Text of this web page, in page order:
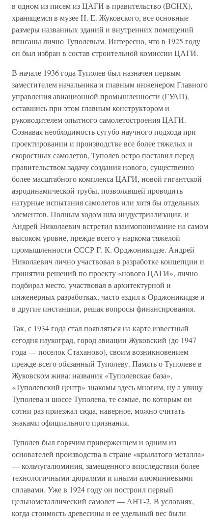
в одном из писем из ЦАГИ в правительство (ВСНХ),
хранящемся в музее H. E. Жуковского, все основные
размеры названных зданий и внутренних помещений
вписаны лично Туполевым. Интересно, что в 1925 году
он был избран в состав строительной комиссии ЦАГИ.
В начале 1936 года Туполев был назначен первым
заместителем начальника и главным инженером Главного
управления авиационной промышленности (ГУАП),
оставшись при этом главным конструктором и
руководителем опытного самолетостроения ЦАГИ.
Сознавая необходимость сугубо научного подхода при
проектировании и производстве все более тяжелых и
скоростных самолетов, Туполев остро поставил перед
правительством задачу создания нового, существенно
более масштабного комплекса ЦАГИ, новой гигантской
аэродинамической трубы, позволявшей проводить
натурные испытания самолетов или хотя бы отдельных
элементов. Полным ходом шла индустриализация, и
Андрей Николаевич встретил взаимопонимание на самом
высоком уровне, прежде всего у наркома тяжелой
промышленности СССР Г. К. Орджоникидзе. Андрей
Николаевич лично участвовал в разработке концепции и
принятии решений по проекту «нового ЦАГИ», лично
подбирал место, участвовал в архитектурной и
инженерных разработках, часто ездил к Орджоникидзе и
в другие инстанции, решая вопросы финансирования.
Так, с 1934 года стал появляться на карте известный
сегодня наукоград, город авиации Жуковский (до 1947
года — поселок Стаханово), своим возникновением
прежде всего обязанный Туполеву. Память о Туполеве в
Жуковском жива: названия «Туполевская база»,
«Туполевский центр» знакомы здесь многим, ну а улицу
Туполева и шоссе Туполева, те самые, по которым он
сотни раз приезжал сюда, наверное, можно считать
знаками официального признания.
Туполев был горячим приверженцем и одним из
основателей производства в стране «крылатого металла»
— кольчугалюминия, замещенного впоследствии более
технологичными дюралями и иными алюминиевыми
сплавами. Уже в 1924 году он построил первый
цельнометаллический самолет — АНТ-2. В условиях,
когда стоимость древесины и ее удельный вес были